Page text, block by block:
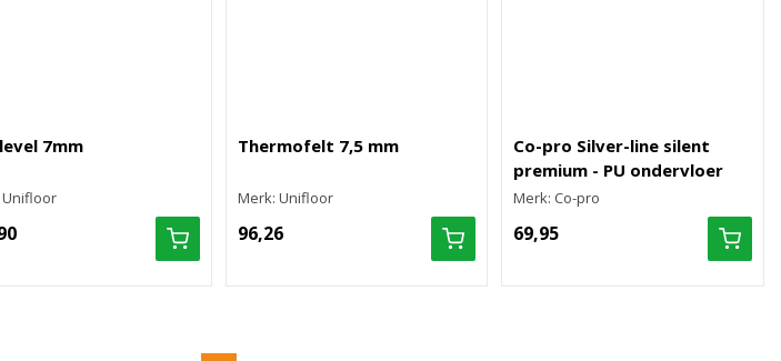
7mm Thermofelt 7,5 mm
Merk: Unifloor
96,26
Co-pro Silver-line silent
premium - PU ondervloer
Merk: Co-pro
69,95